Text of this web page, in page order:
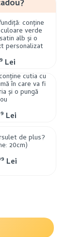
conține
verde
alb și o
personalizat
Lei
cutia cu
în care va fi
și o pungă
Lei
de plus?
20cm)
Lei